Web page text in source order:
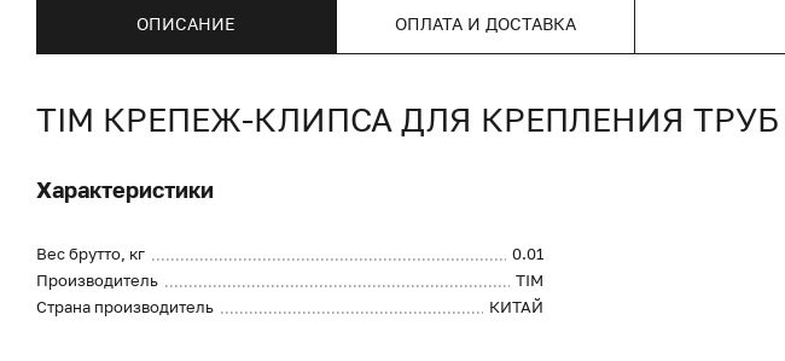
ОПИСАНИЕ ОПЛАТА И ДОСТАВКА
TIM КРЕПЕЖ-КЛИПСА ДЛЯ КРЕПЛЕНИЯ ТРУБ
Характеристики
Вес брутто, кг
0.01
Производитель
TIM
Страна производитель
КИТАЙ